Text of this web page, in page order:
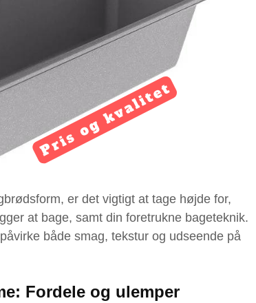
er det vigtigt at tage højde for,
at bage, samt din foretrukne bageteknik.
både smag, tekstur og udseende på
Fordele og ulemper